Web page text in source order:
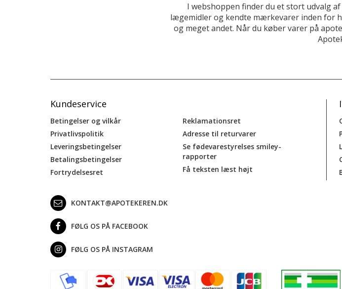
I webshoppen finder du et stort udvalg
lægemidler og kendte mærkevarer inden for
og meget andet. Når du køber varer på
Kundeservice
Betingelser og vilkår
Privatlivspolitik
Leveringsbetingelser
Betalingsbetingelser
Fortrydelsesret
Reklamationsret
Adresse til returvarer
Se fødevarestyrelses smiley-
rapporter
Få teksten læst højt
KONTAKT@APOTEKEREN.DK
FØLG OS PÅ FACEBOOK
FØLG OS PÅ INSTAGRAM